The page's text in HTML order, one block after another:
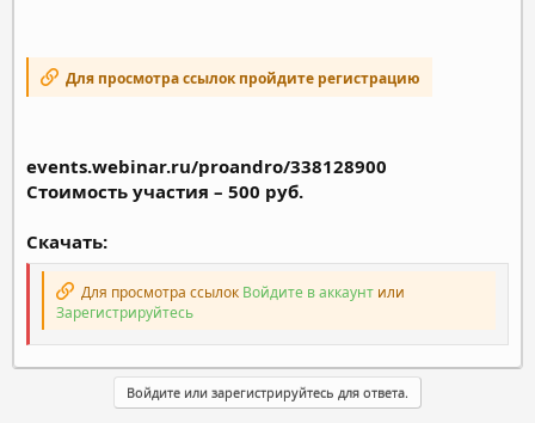
Для просмотра ссылок пройдите регистрацию
events.webinar.ru/proandro/338128900
Стоимость участия – 500 руб.
Скачать:
Для просмотра ссылок Войдите в аккаунт или
Зарегистрируйтесь
Войдите или зарегистрируйтесь для ответа.